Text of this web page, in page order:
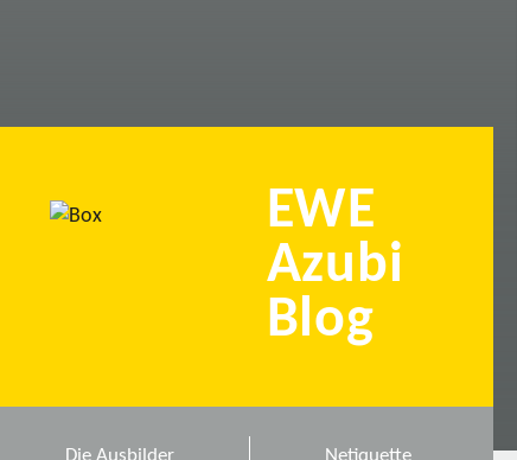
EWE
Azubi
Blog
Die Ausbilder Netiquette